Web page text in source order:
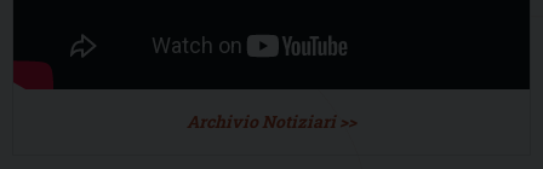
Archivio Notiziari >>